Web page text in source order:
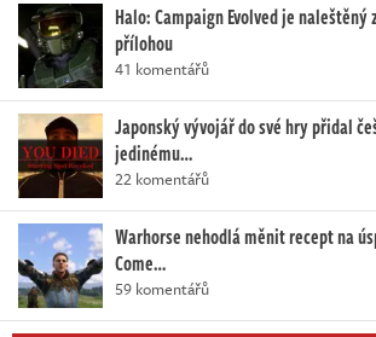
Halo: Campaign Evolved je
přílohou
41 komentářů
Japonský vývojář do své hry přidal
jedinému…
22 komentářů
Warhorse nehodlá měnit recept na
Come…
59 komentářů